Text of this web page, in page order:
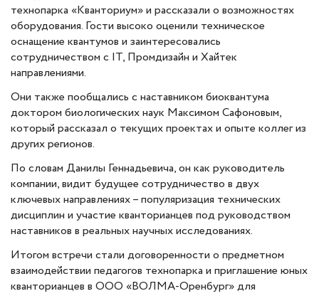
технопарка «Кванториум» и рассказали о возможностях
оборудования. Гости высоко оценили техническое
оснащение квантумов и заинтересовались
сотрудничеством с IT, Промдизайн и Хайтек
направлениями.
Они также пообщались с наставником биоквантума
доктором биологических наук Максимом Сафоновым,
который рассказал о текущих проектах и опыте коллег из
других регионов.
По словам Данилы Геннадьевича, он как руководитель
компании, видит будущее сотрудничество в двух
ключевых направлениях – популяризация технических
дисциплин и участие кванторианцев под руководством
наставников в реальных научных исследованиях.
Итогом встречи стали договоренности о предметном
взаимодействии педагогов технопарка и приглашение юных
кванторианцев в ООО «ВОЛМА-Оренбург» для